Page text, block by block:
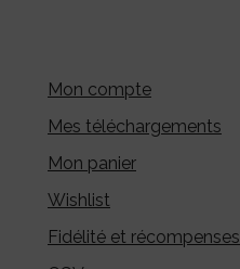
Mon compte
Mes téléchargements
Mon panier
Wishlist
Fidélité et récompenses